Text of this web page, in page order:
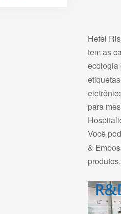
Hefei
tem as
ecologia
para
Você
&
produtos.